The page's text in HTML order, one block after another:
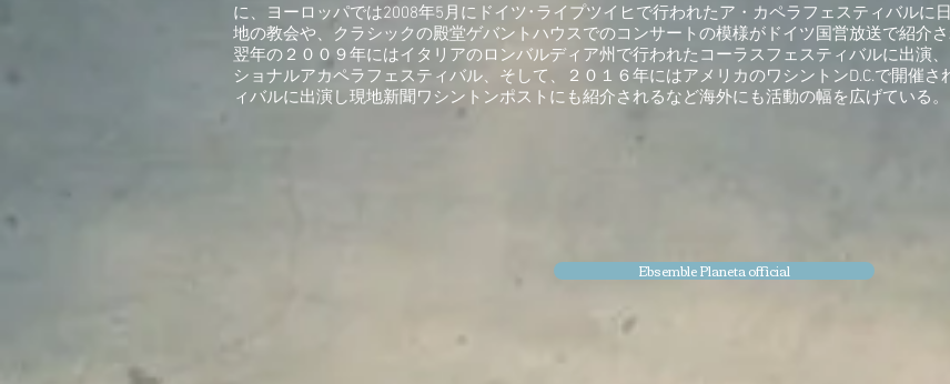
に、ヨーロッパでは2008年5月にドイツ･ライプツイヒで行われたア・カペラフェスティバルに
地の教会や、クラシックの殿堂ゲバントハウスでのコンサートの模様がドイツ国営放送で紹介さ
翌年の２００９年にはイタリアのロンバルディア州で行われたコーラスフェスティバルに出演
ショナルアカペラフェスティバル、そして、２０１６年にはアメリカのワシントンD.C.で開催
ィバルに出演し現地新聞ワシントンポストにも紹介されるなど海外にも活動の幅を広げている。
Ebsemble Planeta official